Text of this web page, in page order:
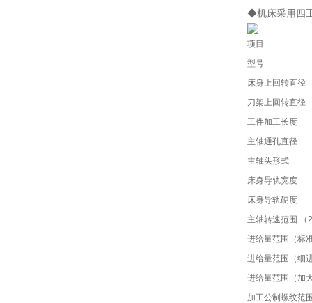
◆机床采用四
项目
型号
床身上回转直径
刀架上回转直径
工件加工长度
主轴通孔直径
主轴头形式
床身导轨宽度
床身导轨硬度
主轴转速范围 （
进给量范围（标
进给量范围（细
进给量范围（加
加工公制螺纹范